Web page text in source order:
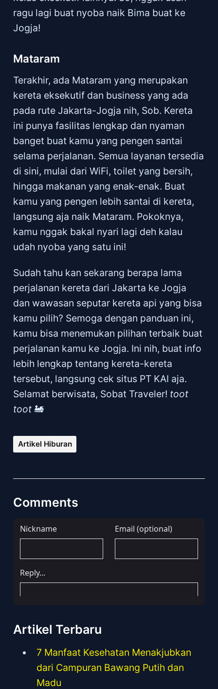
ragu lagi buat nyoba naik Bima buat ke
Jogja!
Mataram
Terakhir, ada Mataram yang merupakan
kereta eksekutif dan business yang ada
pada rute Jakarta-Jogja nih, Sob. Kereta
ini punya fasilitas lengkap dan nyaman
banget buat kamu yang pengen santai
selama perjalanan. Semua layanan tersedia
di sini, mulai dari WiFi, toilet yang bersih,
hingga makanan yang enak-enak. Buat
kamu yang pengen lebih santai di kereta,
langsung aja naik Mataram. Pokoknya,
kamu nggak bakal nyari lagi deh kalau
udah nyoba yang satu ini!
Sudah tahu kan sekarang berapa lama
perjalanan kereta dari Jakarta ke Jogja
dan wawasan seputar kereta api yang bisa
kamu pilih? Semoga dengan panduan ini,
kamu bisa menemukan pilihan terbaik buat
perjalanan kamu ke Jogja. Ini nih, buat info
lebih lengkap tentang kereta-kereta
tersebut, langsung cek situs PT KAI aja.
Selamat berwisata, Sobat Traveler! toot
toot🚂
Artikel Hiburan
Comments
Artikel Terbaru
7 Manfaat Kesehatan Menakjubkan
dari Campuran Bawang Putih dan
Madu